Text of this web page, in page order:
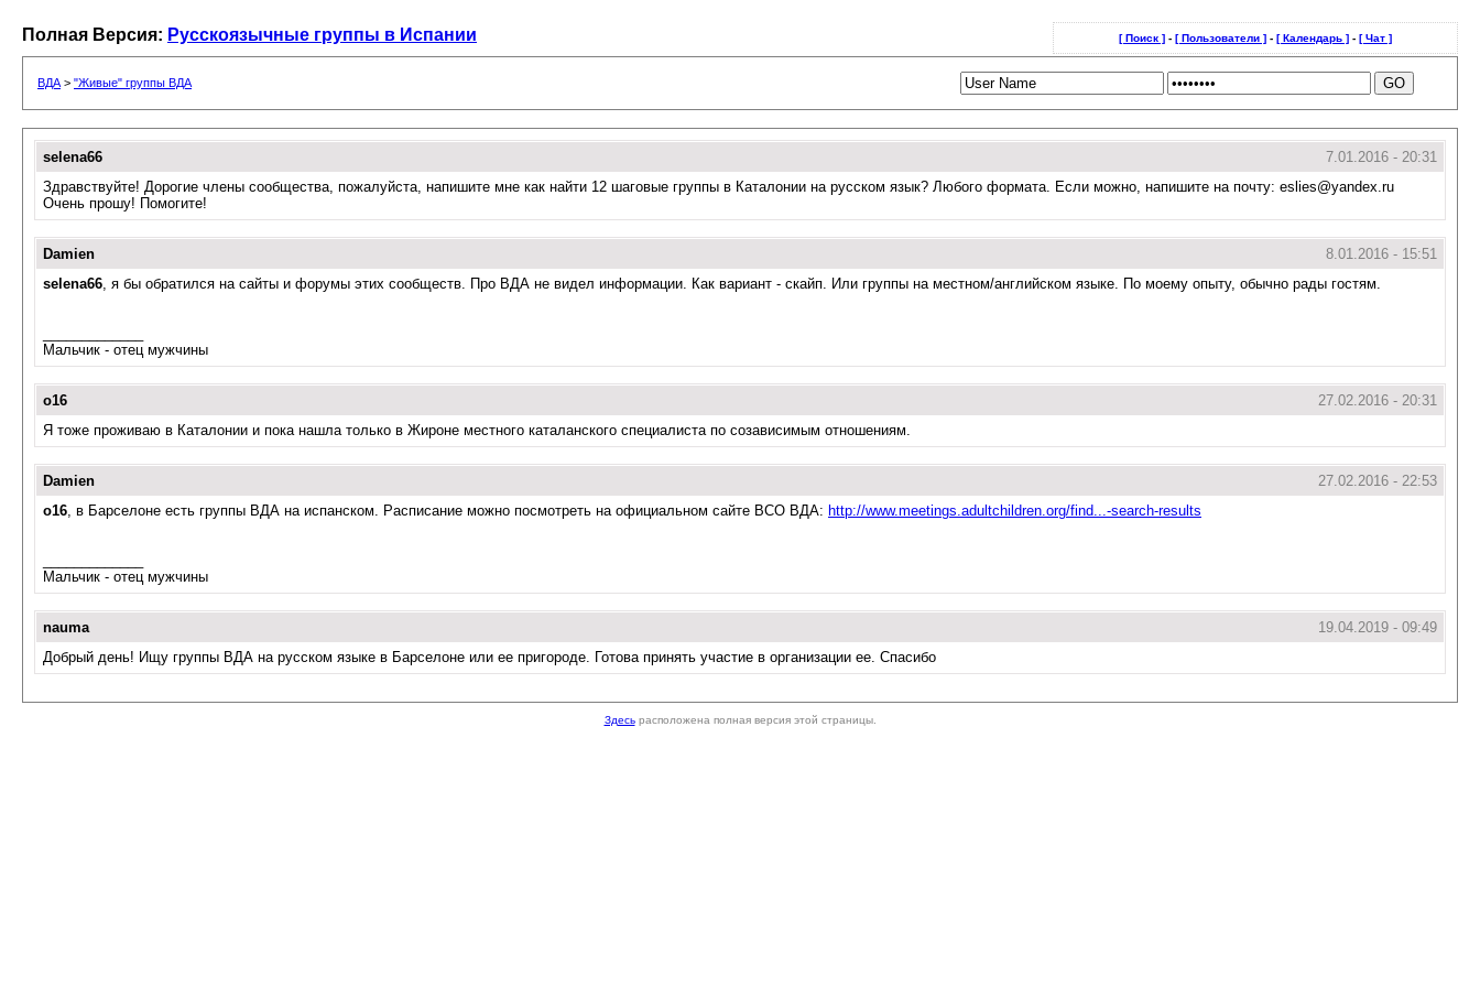
[ Поиск ] - [ Пользователи ] - [ Календарь ] - [ Чат ]
Полная Версия: Русскоязычные группы в Испании
ВДА > "Живые" группы ВДА
selena66
7.01.2016 - 20:31
Здравствуйте! Дорогие члены сообщества, пожалуйста, напишите мне как найти 12 шаговые группы в Каталонии на русском язык? Любого формата. Если можно, напишите на почту: eslies@yandex.ru
Очень прошу! Помогите!
Damien
8.01.2016 - 15:51
selena66, я бы обратился на сайты и форумы этих сообществ. Про ВДА не видел информации. Как вариант - скайп. Или группы на местном/английском языке. По моему опыту, обычно рады гостям.
Мальчик - отец мужчины
o16
27.02.2016 - 20:31
Я тоже проживаю в Каталонии и пока нашла только в Жироне местного каталанского специалиста по созависимым отношениям.
Damien
27.02.2016 - 22:53
o16, в Барселоне есть группы ВДА на испанском. Расписание можно посмотреть на официальном сайте ВСО ВДА: http://www.meetings.adultchildren.org/find...-search-results
Мальчик - отец мужчины
nauma
19.04.2019 - 09:49
Добрый день! Ищу группы ВДА на русском языке в Барселоне или ее пригороде. Готова принять участие в организации ее. Спасибо
Здесьрасположена полная версия этой страницы.